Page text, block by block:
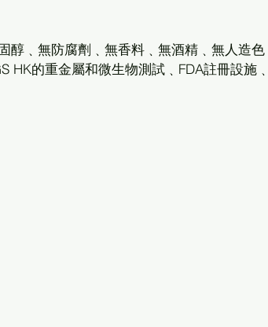
醇﹑無防腐劑﹑無香料﹑無酒精﹑無人造色
的重金屬和微生物測試﹑FDA註冊設施﹑